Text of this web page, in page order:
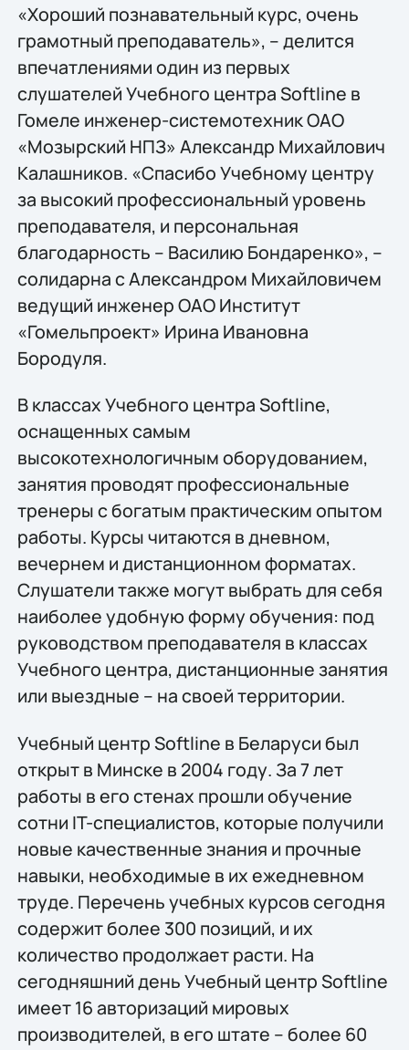
«Хороший познавательный курс, очень
грамотный преподаватель», – делится
впечатлениями один из первых
слушателей Учебного центра Softline в
Гомеле инженер-системотехник ОАО
«Мозырский НПЗ» Александр Михайлович
Калашников. «Спасибо Учебному центру
за высокий профессиональный уровень
преподавателя, и персональная
благодарность – Василию Бондаренко», –
солидарна с Александром Михайловичем
ведущий инженер ОАО Институт
«Гомельпроект» Ирина Ивановна
Бородуля.
В классах Учебного центра Softline,
оснащенных самым
высокотехнологичным оборудованием,
занятия проводят профессиональные
тренеры с богатым практическим опытом
работы. Курсы читаются в дневном,
вечернем и дистанционном форматах.
Слушатели также могут выбрать для себя
наиболее удобную форму обучения: под
руководством преподавателя в классах
Учебного центра, дистанционные занятия
или выездные – на своей территории.
Учебный центр Softline в Беларуси был
открыт в Минске в 2004 году. За 7 лет
работы в его стенах прошли обучение
сотни IT-специалистов, которые получили
новые качественные знания и прочные
навыки, необходимые в их ежедневном
труде. Перечень учебных курсов сегодня
содержит более 300 позиций, и их
количество продолжает расти. На
сегодняшний день Учебный центр Softline
имеет 16 авторизаций мировых
производителей, в его штате – более 60